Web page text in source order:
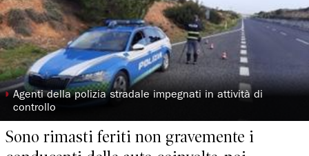
◗ Agenti della polizia stradale impegnati in attività di
controllo
Sono rimasti feriti non gravemente i